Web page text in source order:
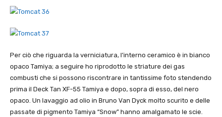
Per ciò che riguarda la verniciatura, l’interno ceramico è in bianco
opaco Tamiya; a seguire ho riprodotto le striature dei gas
combusti che si possono riscontrare in tantissime foto stendendo
prima il Deck Tan XF-55 Tamiya e dopo, sopra di esso, del nero
opaco. Un lavaggio ad olio in Bruno Van Dyck molto scurito e delle
passate di pigmento Tamiya “Snow” hanno amalgamato le scie.